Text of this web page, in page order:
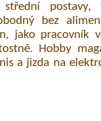
postavy,
bez
jako pracovník
Hobby
a jizda na